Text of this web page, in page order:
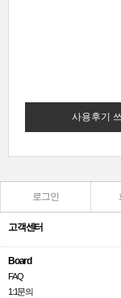
사용후기 쓰
로그인
고객센터
Board
FAQ
1:1문의